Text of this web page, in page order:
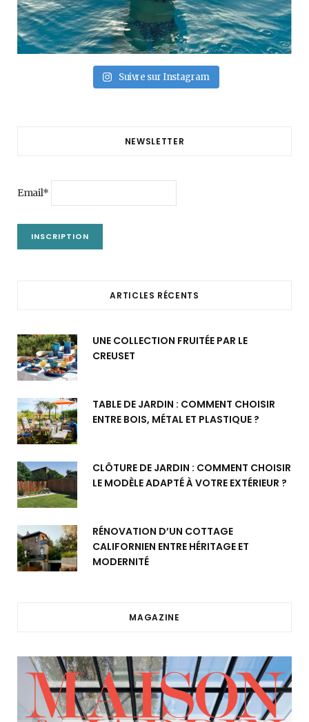
Suivre sur Instagram
NEWSLETTER
Email*
ARTICLES RÉCENTS
UNE COLLECTION FRUITÉE PAR LE
CREUSET
TABLE DE JARDIN : COMMENT CHOISIR
ENTRE BOIS, MÉTAL ET PLASTIQUE ?
CLÔTURE DE JARDIN : COMMENT CHOISIR
LE MODÈLE ADAPTÉ À VOTRE EXTÉRIEUR ?
RÉNOVATION D’UN COTTAGE
CALIFORNIEN ENTRE HÉRITAGE ET
MODERNITÉ
MAGAZINE